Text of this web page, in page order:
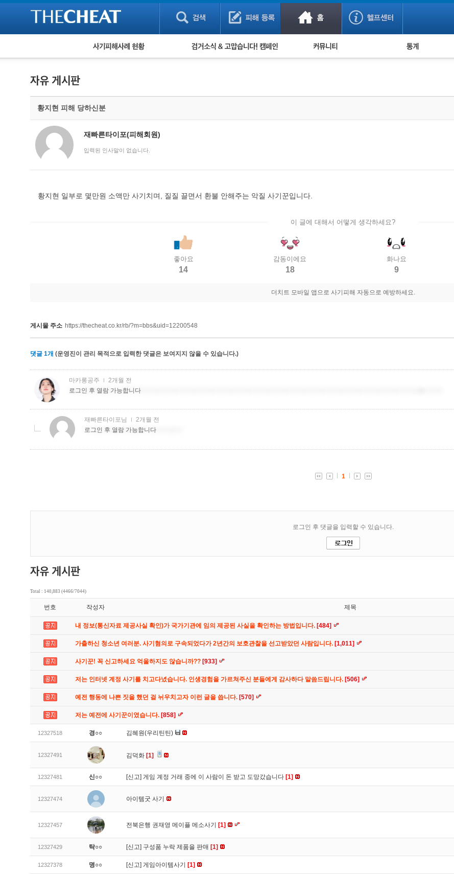
피해사례 현황
보이스피싱 피해사례
유해사이트 목록
비공개 피해사례
워킹홀리데이 피해사례
검거 소식 사기 예방했어요! 누적 피해사례 통계
황지현 피해 당하신분
재빠른타이포(피해회원)
입력된 인사말이 없습니다.
황지현 일부로 몇만원 소액만 사기치며, 질질 끌면서 환불 안해주는 악질 사기꾼입니다.
이 글에 대해서 어떻게 생각하세요?
좋아요
14
감동이에요
18
화나요
9
더치트 모바일 앱으로 사기피해 자동으로 예방하세요.
게시물 주소 https://thecheat.co.kr/rb/?m=bbs&uid=12200548
댓글 1개 (운영진이 관리 목적으로 입력한 댓글은 보여지지 않을 수 있습니다.)
Total : 140,883 (4466/7044)
번호 작성자 제목
내 정보(통신자료 제공사실 확인)가 국가기관에 임의 제공된 사실을 확인하는 방법입니다. [484]
가출하신 청소년 여러분. 사기혐의로 구속되었다가 2년간의 보호관찰을 선고받았던 사람입니다. [1,011]
사기꾼! 꼭 신고하세요 억울하지도 않습니까?? [933]
저는 인터넷 계정 사기를 치고다녔습니다. 인생경험을 가르쳐주신 분들에게 감사하다 말씀드립니다. [506]
예전 행동에 나쁜 짓을 했던 걸 뉘우치고자 이런 글을 씁니다. [570]
저는 예전에 사기꾼이였습니다. [858]
12327518 경○○ 김혜원(우리틴틴)
12327491 김덕화 [1]
12327481 신○○ [신고] 게임 계정 거래 중에 이 사람이 돈 받고 도망갔습니다 [1]
12327474 아이템굿 사기
12327457 전북은행 권재영 메이플 메소사기 [1]
12327429 탁○○ [신고] 구성품 누락 제품을 판매 [1]
12327378 명○○ [신고] 게임아이템사기 [1]